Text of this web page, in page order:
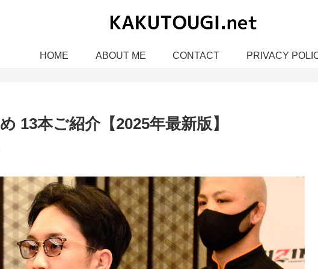
HOME ABOUT ME CONTACT PRIVACY
13本ご紹介【2025年最新版】